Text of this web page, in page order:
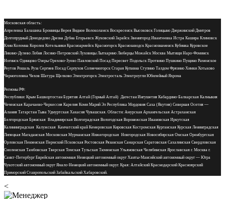
Московская область:
Апрелевка Балашиха Бронницы Верея Видное Волоколамск Воскресенск Высоковск Голицыно Дзержинский Дмитров
Долгопрудный Домодедово Дрезна Дубна Егорьевск Жуковский Зарайск Звенигород Ивантеевка Истра Кашира Климовск
Клин Коломна Королев Котельники Красноармейск Красногорск Краснозаводск Краснознаменск Кубинка Куровское
Ликино-Дулево Лобня Лосино-Петровский Луховицы Лыткарино Люберцы Можайск Москва Мытищи Наро-Фоминск
Ногинск Одинцово Озеры Орехово-Зуево Павловский Посад Пересвет Подольск Протвино Пушкино Пущино Раменское
Реутов Рошаль Руза Сергиев Посад Серпухов Солнечногорск Старая Купавна Ступино Талдом Фрязино Химки Хотьково
Черноголовка Чехов Шатура Щелково Электрогорск Электросталь Электроугли Юбилейный Яхрома
Регионы РФ:
Республики: Крым Башкортостан Бурятия Алтай (Горный Алтай) Дагестан Ингушетия Кабардино-Балкарская Калмыкия
Чеченская Карачаево-Черкессия Карелия Коми Марий Эл Республика Мордовия Саха (Якутия) Северная Осетия —
Алания Татарстан Тыва Удмуртская Хакасия Чувашская. Области: Амурская Архангельская Астраханская
Белгородская Брянская Владимирская Волгоградская Вологодская Воронежская Ивановская Иркутская
Калининградская Калужская Камчатский край Кемеровская Кировская Костромская Курганская Курская Ленинградская
Липецкая Магаданская Московская Мурманская Нижегородская Новгородская Новосибирская Омская Оренбургская
Орловская Пензенская Пермский Псковская Ростовская Рязанская Самарская Саратовская Сахалинская Свердловская
Смоленская Тамбовская Тверская Томская Тульская Тюменская Ульяновская Челябинская Ярославская г. Москва г.
Санкт-Петербург Еврейская автономная Ненецкий автономный округ Ханты-Мансийский автономный округ — Югра
Чукотский автономный округ Ямало-Ненецкий автономный округ. Края: Алтайский Краснодарский Красноярский
Приморский Ставропольский Забайкальский Хабаровский.
<